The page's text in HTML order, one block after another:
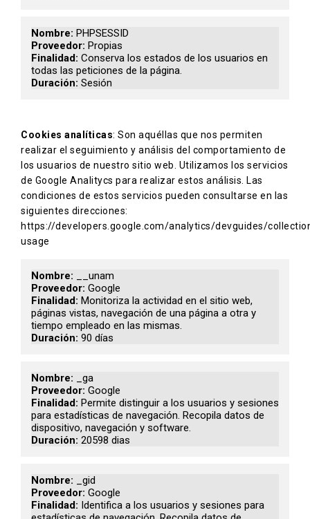
PHPSESSID
Propias
Conserva los estados de los usuarios en
todas las peticiones de la página.
Sesión
Cookies analíticas: Son aquéllas que nos permiten
realizar el seguimiento y análisis del comportamiento de
los usuarios de nuestro sitio web. Utilizamos los servicios
de Google Analitycs para realizar estos análisis. Las
condiciones de estos servicios pueden consultarse en las
siguientes direcciones:
https://developers.google.com/analytics/devguides/
usage
__unam
Google
Monitoriza la actividad en el sitio web,
páginas vistas, navegación de una página a otra y
tiempo empleado en las mismas.
90 días
_ga
Google
Permite distinguir a los usuarios y sesiones
para estadísticas de navegación. Recopila datos de
dispositivo, navegación y software.
20598 dias
_gid
Google
Identifica a los usuarios y sesiones para